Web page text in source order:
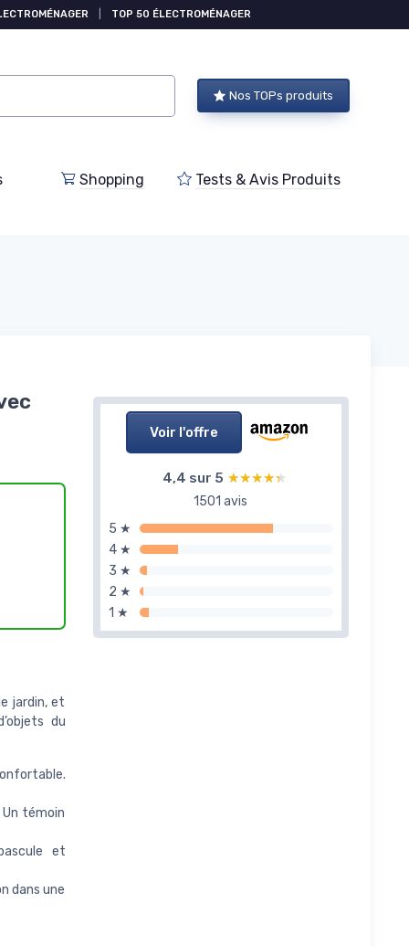
TOP 50 ÉLECTROMÉNAGER
Nos TOPs produits
Shopping Tests & Avis Produits
Voir l'offre
4,4 sur 5 ★★★★★
★★★★★
1501 avis
5 ★
4 ★
3 ★
2 ★
1 ★
jardin, et
du
témoin
et
dans une